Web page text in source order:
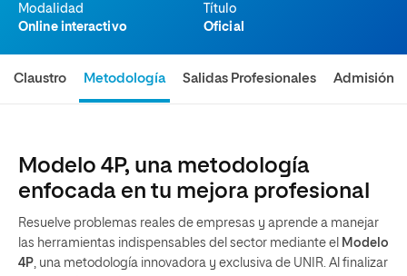
Modalidad
Online interactivo
Título
Oficial
Claustro Metodología Salidas Profesionales Admisión
Modelo 4P, una metodología
enfocada en tu mejora profesional
Resuelve problemas reales de empresas y aprende a manejar
las herramientas indispensables del sector mediante el Modelo
4P, una metodología innovadora y exclusiva de UNIR. Al finalizar